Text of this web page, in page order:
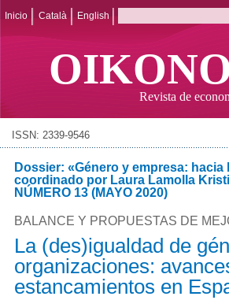
Inicio Català English
Revista de
ISSN: 2339-9546
Dossier: «Género y empresa: hacia
coordinado por Laura Lamolla
NÚMERO 13 (MAYO 2020)
BALANCE Y PROPUESTAS DE
La (des)igualdad de
organizaciones:
estancamientos en